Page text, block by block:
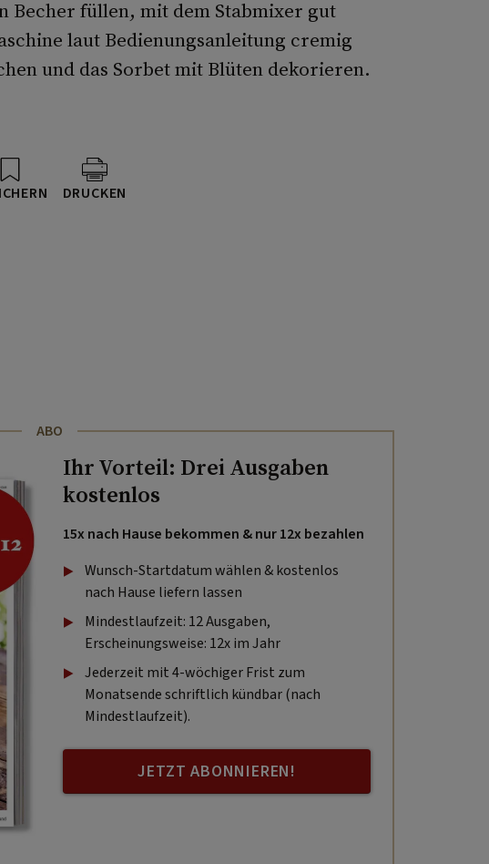
Becher füllen, mit dem Stabmixer gut
laut Bedienungsanleitung cremig
und das Sorbet mit Blüten dekorieren.
DRUCKEN
ABO
Ihr Vorteil: Drei Ausgaben
kostenlos
15x nach Hause bekommen & nur 12x bezahlen
Wunsch-Startdatum wählen & kostenlos
nach Hause liefern lassen
Mindestlaufzeit: 12 Ausgaben,
Erscheinungsweise: 12x im Jahr
Jederzeit mit 4-wöchiger Frist zum
Monatsende schriftlich kündbar (nach
Mindestlaufzeit).
JETZT ABONNIEREN!